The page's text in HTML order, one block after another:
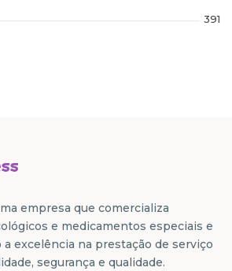
391
empresa que comercializa
e medicamentos especiais e
excelência na prestação de serviço
segurança e qualidade.